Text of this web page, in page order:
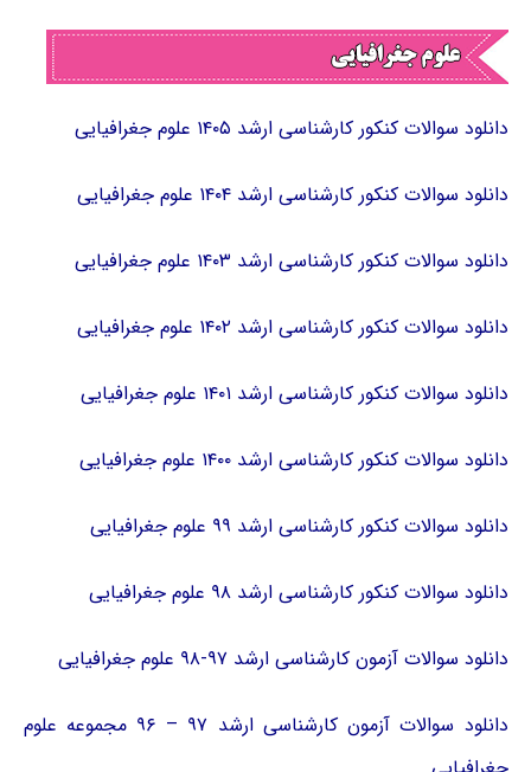
دانلود سوالات کنکور کارشناسی ارشد ۱۴۰۵ علوم جغرافیایی
دانلود سوالات کنکور کارشناسی ارشد ۱۴۰۴ علوم جغرافیایی
دانلود سوالات کنکور کارشناسی ارشد ۱۴۰۳ علوم جغرافیایی
دانلود سوالات کنکور کارشناسی ارشد ۱۴۰۲ علوم جغرافیایی
دانلود سوالات کنکور کارشناسی ارشد ۱۴۰۱ علوم جغرافیایی
دانلود سوالات کنکور کارشناسی ارشد ۱۴۰۰ علوم جغرافیایی
دانلود سوالات کنکور کارشناسی ارشد ۹۹ علوم جغرافیایی
دانلود سوالات کنکور کارشناسی ارشد ۹۸ علوم جغرافیایی
دانلود سوالات آزمون کارشناسی ارشد ۹۷-۹۸ علوم جغرافیایی
دانلود سوالات آزمون کارشناسی ارشد ۹۷ – ۹۶ مجموعه علوم